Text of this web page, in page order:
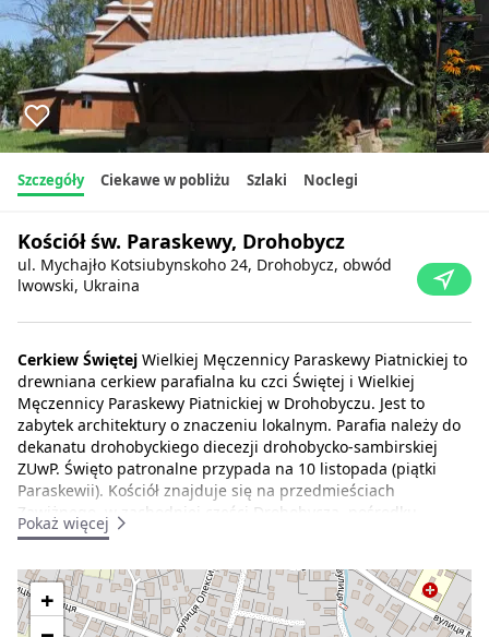
Szczegóły Ciekawe w pobliżu Szlaki Noclegi
Kościół św. Paraskewy, Drohobycz
ul. Mychajło Kotsiubynskoho 24, Drohobycz, obwód
lwowski, Ukraina
Cerkiew Świętej Wielkiej Męczennicy Paraskewy Piatnickiej to
drewniana cerkiew parafialna ku czci Świętej i Wielkiej
Męczennicy Paraskewy Piatnickiej w Drohobyczu. Jest to
zabytek architektury o znaczeniu lokalnym. Parafia należy do
dekanatu drohobyckiego diecezji drohobycko-sambirskiej
ZUwP. Święto patronalne przypada na 10 listopada (piątki
Paraskewii). Kościół znajduje się na przedmieściach
Zawiżnego, w zachodniej części Drohobycza, pośrodku
cmentarza parafialnego, przy ulicy Mychajło Kotsiubynskoho
arcydzieła miasta - kościół św. Jerzego i kościół Podwyższenia
Krzyża Świętego w pobliżu starego cmentarza (przedmieście
Zavizhne).
Pokaż więcej
+